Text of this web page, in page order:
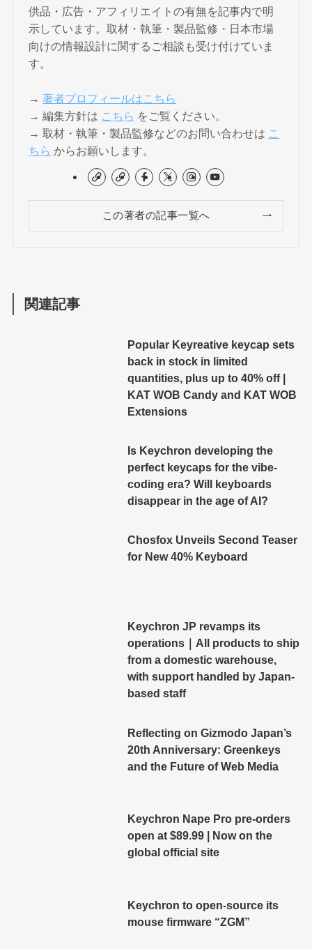
供品・広告・アフィリエイトの有無を記事内で明
示しています。取材・執筆・製品監修・日本市場
向けの情報設計に関するご相談も受け付けていま
す。
→著者プロフィールはこちら
→ 編集方針は こちら をご覧ください。
→ 取材・執筆・製品監修などのお問い合わせは こ
ちら からお願いします。
この著者の記事一覧へ
関連記事
Popular Keyreative keycap sets
back in stock in limited
quantities, plus up to 40% off |
KAT WOB Candy and KAT WOB
Extensions
Is Keychron developing the
perfect keycaps for the vibe-
coding era? Will keyboards
disappear in the age of AI?
Chosfox Unveils Second Teaser
for New 40% Keyboard
Keychron JP revamps its
operations｜All products to ship
from a domestic warehouse,
with support handled by Japan-
based staff
Reflecting on Gizmodo Japan’s
20th Anniversary: Greenkeys
and the Future of Web Media
Keychron Nape Pro pre-orders
open at $89.99 | Now on the
global official site
Keychron to open-source its
mouse firmware “ZGM”